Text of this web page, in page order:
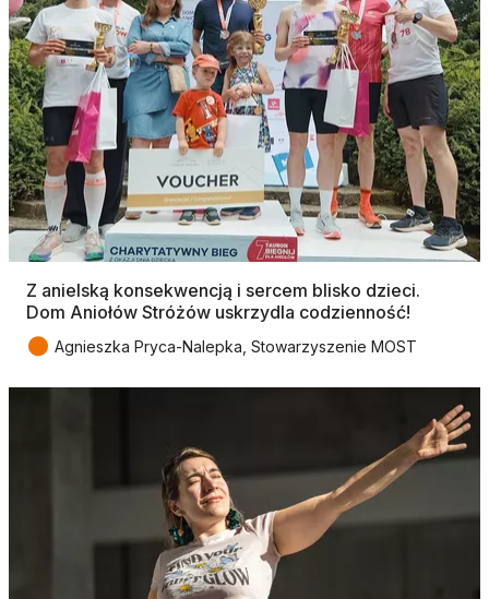
Z anielską konsekwencją i sercem blisko dzieci.
Dom Aniołów Stróżów uskrzydla codzienność!
● Agnieszka Pryca-Nalepka, Stowarzyszenie MOST